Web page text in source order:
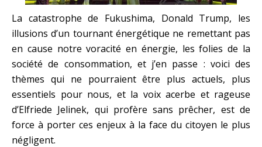
La catastrophe de Fukushima, Donald Trump, les
illusions d’un tournant énergétique ne remettant pas
en cause notre voracité en énergie, les folies de la
société de consommation, et j’en passe : voici des
thèmes qui ne pourraient être plus actuels, plus
essentiels pour nous, et la voix acerbe et rageuse
d’Elfriede Jelinek, qui profère sans prêcher, est de
force à porter ces enjeux à la face du citoyen le plus
négligent.